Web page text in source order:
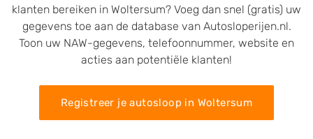
klanten bereiken in Woltersum? Voeg dan snel (gratis) uw
gegevens toe aan de database van Autosloperijen.nl.
Toon uw NAW-gegevens, telefoonnummer, website en
acties aan potentiële klanten!
Registreer je autosloop in Woltersum